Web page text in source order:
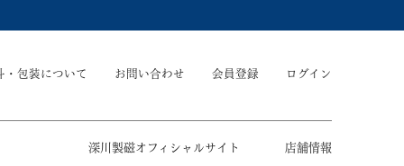
・包装について お問い合わせ 会員登録 ログイン
深川製磁オフィシャルサイト 店舗情報